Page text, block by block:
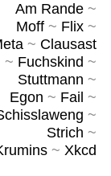
Am Rande~
Moff~ Flix~
~ Clausast
~ Fuchskind ~
Stuttmann ~
Egon ~ Fail ~
~
Strich ~
~ Xkcd